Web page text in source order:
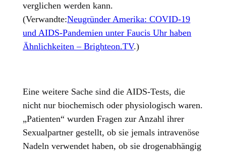
verglichen werden kann.
(Verwandte:Neugründer Amerika: COVID-19
und AIDS-Pandemien unter Faucis Uhr haben
Ähnlichkeiten – Brighteon.TV.)
Eine weitere Sache sind die AIDS-Tests, die
nicht nur biochemisch oder physiologisch waren.
„Patienten“ wurden Fragen zur Anzahl ihrer
Sexualpartner gestellt, ob sie jemals intravenöse
Nadeln verwendet haben, ob sie drogenabhängig